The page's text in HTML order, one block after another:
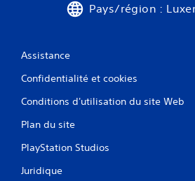
Pays/région :
Assistance
Confidentialité et cookies
Conditions d'utilisation du site Web
Plan du site
PlayStation Studios
Juridique